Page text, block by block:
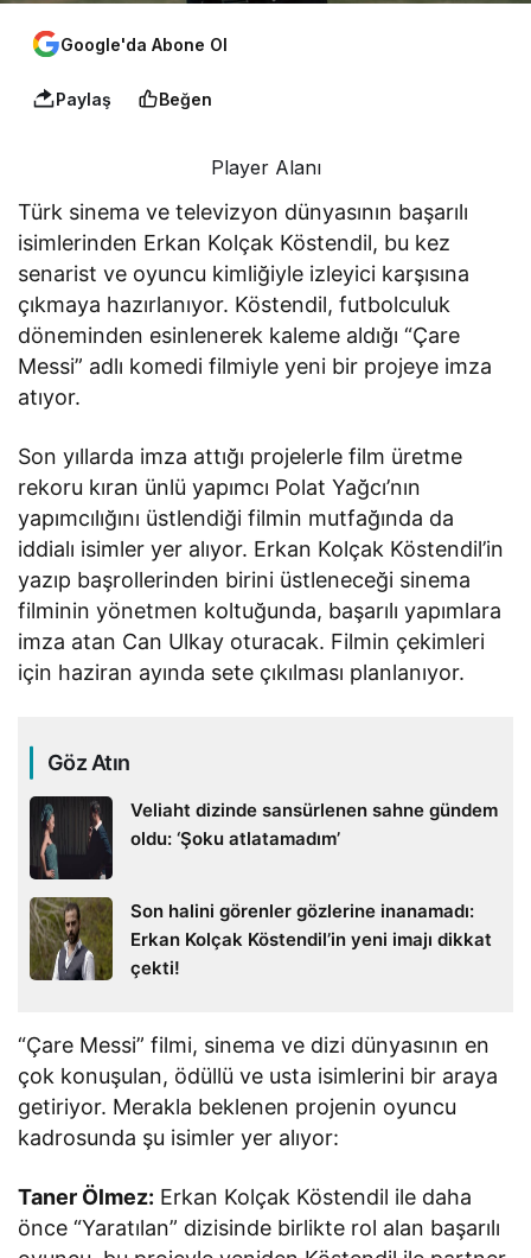
Google'da Abone Ol
Paylaş Beğen
Player Alanı
Türk sinema ve televizyon dünyasının başarılı
isimlerinden Erkan Kolçak Köstendil, bu kez
senarist ve oyuncu kimliğiyle izleyici karşısına
çıkmaya hazırlanıyor. Köstendil, futbolculuk
döneminden esinlenerek kaleme aldığı “Çare
Messi” adlı komedi filmiyle yeni bir projeye imza
atıyor.
Son yıllarda imza attığı projelerle film üretme
rekoru kıran ünlü yapımcı Polat Yağcı’nın
yapımcılığını üstlendiği filmin mutfağında da
iddialı isimler yer alıyor. Erkan Kolçak Köstendil’in
yazıp başrollerinden birini üstleneceği sinema
filminin yönetmen koltuğunda, başarılı yapımlara
imza atan Can Ulkay oturacak. Filmin çekimleri
için haziran ayında sete çıkılması planlanıyor.
Göz Atın
Veliaht dizinde sansürlenen sahne gündem
oldu: ‘Şoku atlatamadım’
Son halini görenler gözlerine inanamadı:
Erkan Kolçak Köstendil’in yeni imajı dikkat
çekti!
“Çare Messi” filmi, sinema ve dizi dünyasının en
çok konuşulan, ödüllü ve usta isimlerini bir araya
getiriyor. Merakla beklenen projenin oyuncu
kadrosunda şu isimler yer alıyor:
Taner Ölmez: Erkan Kolçak Köstendil ile daha
önce “Yaratılan” dizisinde birlikte rol alan başarılı